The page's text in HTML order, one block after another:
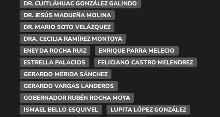
DR. CUITLÁHUAC GONZÁLEZ GALINDO
DR. JESÚS MADUEÑA MOLINA
DR. MARIO SOTO VELÁZQUEZ
DRA. CECILIA RAMÍREZ MONTOYA
ENEYDA ROCHA RUIZ
ENRIQUE PARRA MELECIO
ESTRELLA PALACIOS
FELICIANO CASTRO MELENDREZ
GERARDO MÉRIDA SÁNCHEZ
GERARDO VARGAS LANDEROS
GOBERNADOR RUBÉN ROCHA MOYA
ISMAEL BELLO ESQUIVEL
LUPITA LÓPEZ GONZÁLEZ